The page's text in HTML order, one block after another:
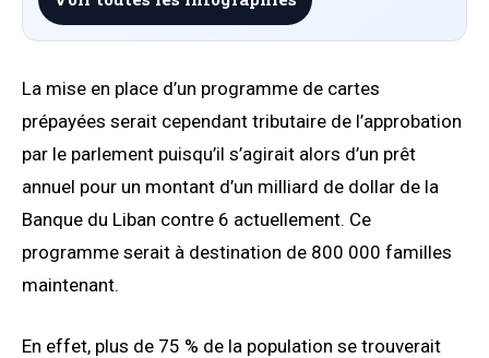
La mise en place d’un programme de cartes
prépayées serait cependant tributaire de l’approbation
par le parlement puisqu’il s’agirait alors d’un prêt
annuel pour un montant d’un milliard de dollar de la
Banque du Liban contre 6 actuellement. Ce
programme serait à destination de 800 000 familles
maintenant.
En effet, plus de 75 % de la population se trouverait